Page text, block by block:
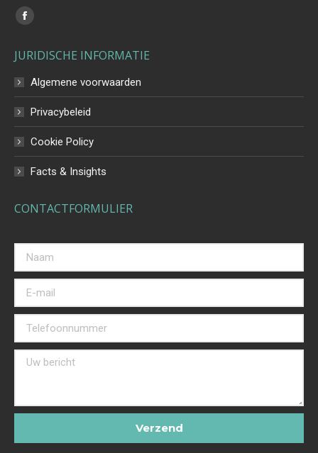
Vind ons op:
Facebook
opens
in
new
window
JURIDISCHE INFORMATIE
Algemene voorwaarden
Privacybeleid
Cookie Policy
Facts & Insights
CONTACTFORMULIER